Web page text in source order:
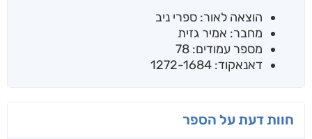
הוצאה לאור: ספרי ניב
מחבר: אמיר גזית
מספר עמודים: 78
דאנאקוד: 1272-1684
חוות דעת על הספר